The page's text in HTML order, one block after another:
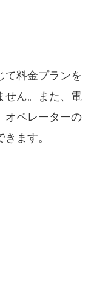
て料金プランを
せん。また、電
オペレーターの
ます。